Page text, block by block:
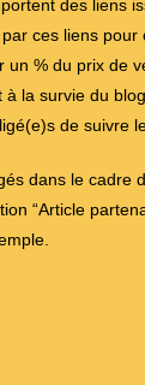
des liens
ces liens
un % du prix de
la survie du
de suivre
dans le cadre
“Article